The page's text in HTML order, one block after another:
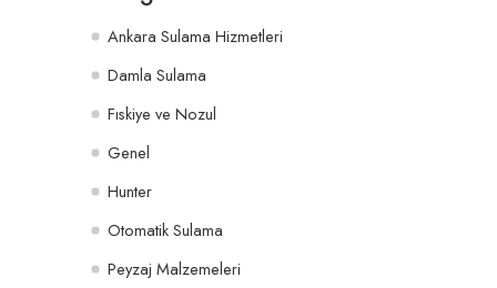
Ankara Sulama Hizmetleri
Damla Sulama
Fıskiye ve Nozul
Genel
Hunter
Otomatik Sulama
Peyzaj Malzemeleri